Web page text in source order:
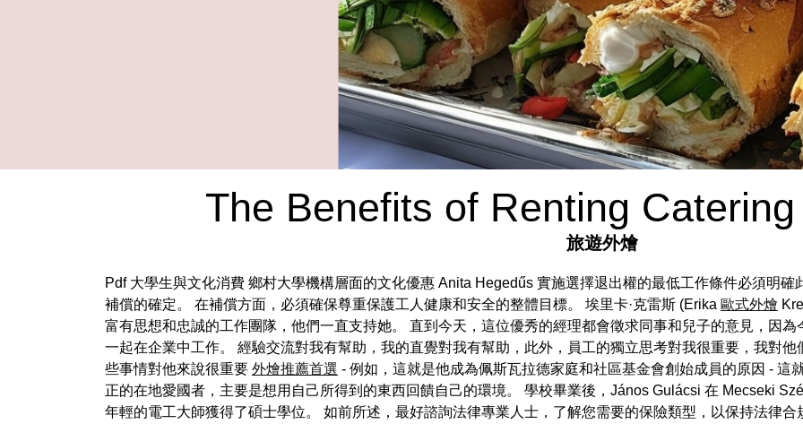
The Benefits of Renting
旅遊外燴
Pdf 大學生與文化消費 鄉村大學機構層面的文化優惠 Anita Hegedűs 實施選擇退出權的最低工作條件必須明
補償的確定。 在補償方面，必須確保尊重保護工人健康和安全的整體目標。 埃里卡·克雷斯 (Erika 歐式外燴
富有思想和忠誠的工作團隊，他們一直支持她。 直到今天，這位優秀的經理都會徵求同事和兒子的意見，因
一起在企業中工作。 經驗交流對我有幫助，我的直覺對我有幫助，此外，員工的獨立思考對我很重要，我對
些事情對他來說很重要 外燴推薦首選 - 例如，這就是他成為佩斯瓦拉德家庭和社區基金會創始成員的原因 - 這
正的在地愛國者，主要是想用自己所得到的東西回饋自己的環境。 學校畢業後，János Gulácsi 在 Mecseki
年輕的電工大師獲得了碩士學位。 如前所述，最好諮詢法律專業人士，了解您需要的保險類型，以保持法律